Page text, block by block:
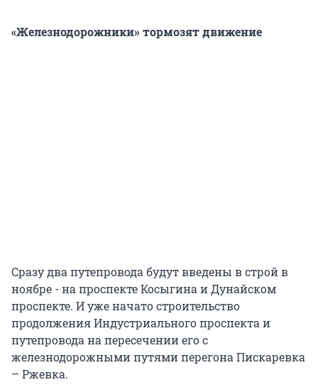
«Железнодорожники» тормозят движение
Сразу два путепровода будут введены в строй в
ноябре - на проспекте Косыгина и Дунайском
проспекте. И уже начато строительство
продолжения Индустриального проспекта и
путепровода на пересечении его с
железнодорожными путями перегона Пискаревка
– Ржевка.